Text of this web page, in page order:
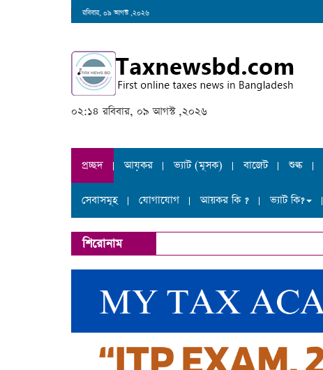
রবিবার, ০৯ আগস্ট ,২০২৬
০২:১৪ রবিবার, ০৯ আগস্ট ,২০২৬
প্রচ্ছদ আয়কর ভ্যাট (মূসক) বাজেট শুল্ক
সেবাসমূহ যোগাযোগ আয়কর কি ? ভ্যাট কি?
শিরোনাম